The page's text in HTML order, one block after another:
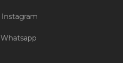
Instagram
Whatsapp